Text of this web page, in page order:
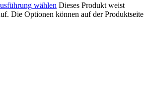
wählen Dieses Produkt weist
Die Optionen können auf der Produktseite